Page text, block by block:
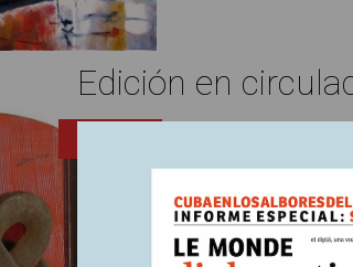
América
Edición en